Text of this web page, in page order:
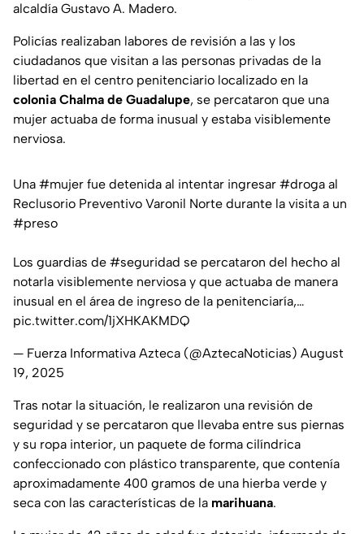
alcaldía Gustavo A. Madero.
Policías realizaban labores de revisión a las y los
ciudadanos que visitan a las personas privadas de la
libertad en el centro penitenciario localizado en la
colonia Chalma de Guadalupe, se percataron que una
mujer actuaba de forma inusual y estaba visiblemente
nerviosa.
Una #mujer fue detenida al intentar ingresar #droga al
Reclusorio Preventivo Varonil Norte durante la visita a un
#preso
Los guardias de #seguridad se percataron del hecho al
notarla visiblemente nerviosa y que actuaba de manera
inusual en el área de ingreso de la penitenciaría,…
pic.twitter.com/1jXHKAKMDQ
— Fuerza Informativa Azteca (@AztecaNoticias) August
19, 2025
Tras notar la situación, le realizaron una revisión de
seguridad y se percataron que llevaba entre sus piernas
y su ropa interior, un paquete de forma cilíndrica
confeccionado con plástico transparente, que contenía
aproximadamente 400 gramos de una hierba verde y
seca con las características de la marihuana.